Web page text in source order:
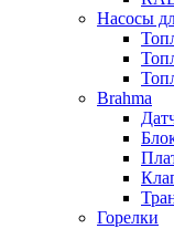
Насосы
Brahma
Горелки